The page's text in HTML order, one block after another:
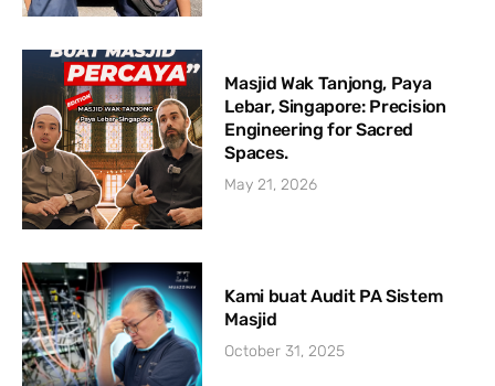
Masjid Wak Tanjong, Paya
Lebar, Singapore: Precision
Engineering for Sacred
Spaces.
May 21, 2026
Kami buat Audit PA Sistem
Masjid
October 31, 2025